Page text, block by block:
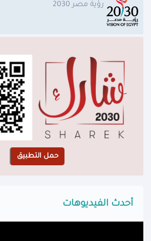
رؤية مصر 2030
أحدث الفيديوهات